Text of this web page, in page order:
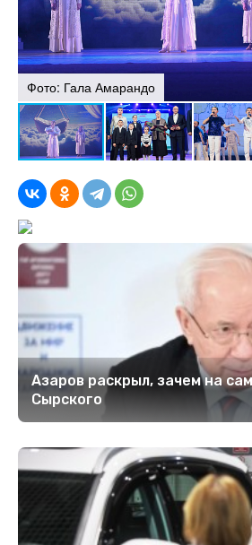
Фото: Гала Амарандо
Азаров раскрыл, зачем на
Сырского